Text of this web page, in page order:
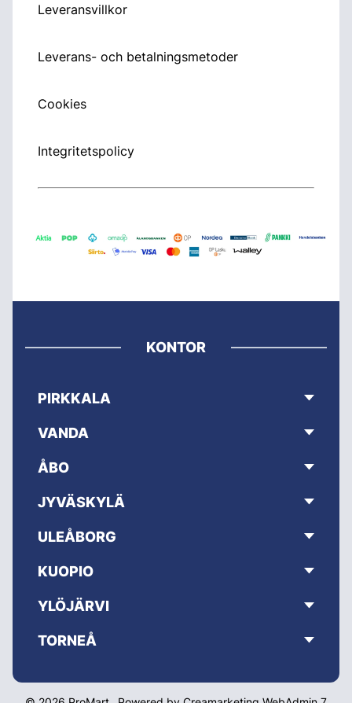
Leveransvillkor
Leverans- och betalningsmetoder
Cookies
Integritetspolicy
KONTOR
PIRKKALA
VANDA
ÅBO
JYVÄSKYLÄ
ULEÅBORG
KUOPIO
YLÖJÄRVI
TORNEÅ